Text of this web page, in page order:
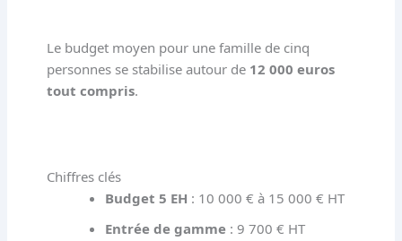
Le budget moyen pour une famille de cinq
personnes se stabilise autour de 12 000 euros
tout compris.
Chiffres clés
Budget 5 EH : 10 000 € à 15 000 € HT
Entrée de gamme : 9 700 € HT